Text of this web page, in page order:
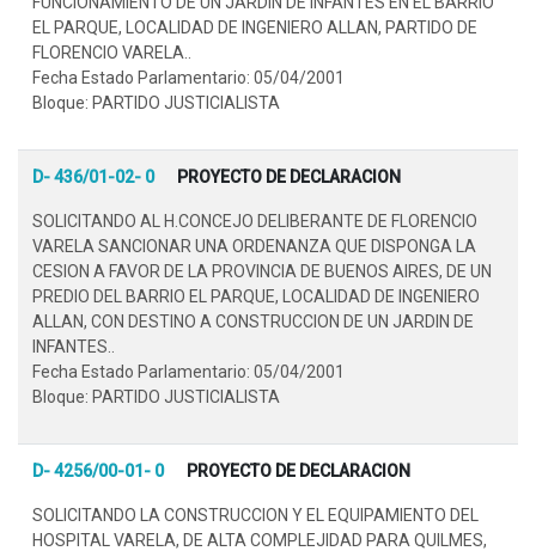
EL PARQUE, LOCALIDAD DE INGENIERO ALLAN, PARTIDO DE
FLORENCIO VARELA..
Fecha Estado Parlamentario: 05/04/2001
Bloque: PARTIDO JUSTICIALISTA
D- 436/01-02- 0 PROYECTO DE DECLARACION
SOLICITANDO AL H.CONCEJO DELIBERANTE DE FLORENCIO
VARELA SANCIONAR UNA ORDENANZA QUE DISPONGA LA
CESION A FAVOR DE LA PROVINCIA DE BUENOS AIRES, DE UN
PREDIO DEL BARRIO EL PARQUE, LOCALIDAD DE INGENIERO
ALLAN, CON DESTINO A CONSTRUCCION DE UN JARDIN DE
INFANTES..
Fecha Estado Parlamentario: 05/04/2001
Bloque: PARTIDO JUSTICIALISTA
D- 4256/00-01- 0 PROYECTO DE DECLARACION
SOLICITANDO LA CONSTRUCCION Y EL EQUIPAMIENTO DEL
HOSPITAL VARELA, DE ALTA COMPLEJIDAD PARA QUILMES,